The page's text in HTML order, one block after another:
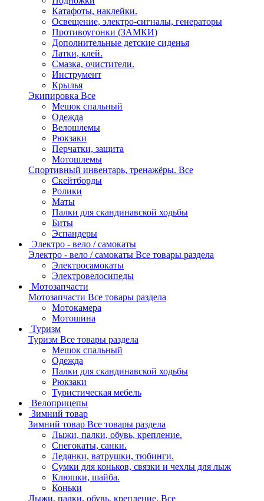
Катафоты, наклейки.
Освещение, электро-сигналы, генераторы
Противоугонки (ЗАМКИ)
Дополнительные детские сиденья
Латки, клей.
Смазка, очистители.
Инструмент
Крылья
Экипировка Все
Мешок спальный
Одежда
Велошлемы
Рюкзаки
Перчатки, защита
Мотошлемы
Спортивный инвентарь, тренажёры. Все
Скейтборды
Ролики
Маты
Палки для скандинавской ходьбы
Биты
Эспандеры
Электро - вело / самокаты
Электро - вело / самокаты Все товары раздела
Электросамокаты
Электровелосипеды
Мотозапчасти
Мотозапчасти Все товары раздела
Мотокамера
Мотошина
Туризм
Туризм Все товары раздела
Мешок спальный
Одежда
Палки для скандинавской ходьбы
Рюкзаки
Туристическая мебель
Велоприцепы
Зимний товар
Зимний товар Все товары раздела
Лыжи, палки, обувь, крепление.
Снегокаты, санки.
Ледянки, ватрушки, тюбинги.
Сумки для коньков, связки и чехлы для лыж
Клюшки, шайба.
Коньки
Лыжи, палки, обувь, крепление. Все